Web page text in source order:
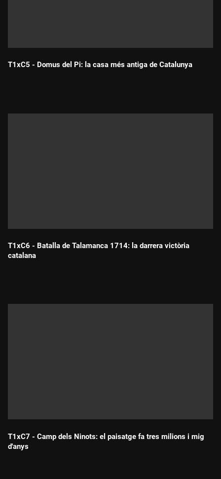
T1xC5 - Domus del Pi: la casa més antiga de Catalunya
T1xC6 - Batalla de Talamanca 1714: la darrera victòria
catalana
T1xC7 - Camp dels Ninots: el paisatge fa tres milions i mig
d'anys